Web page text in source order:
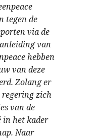
tegen de
via de
van
hebben
van deze
Zolang er
regering zich
van de
in het kader
Naar